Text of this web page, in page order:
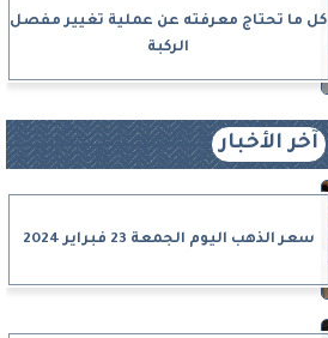
كل ما تحتاج معرفته عن عملية تغيير مفصل
الركبة
آخر الأخبار
سعر الذهب اليوم الجمعة 23 فبراير 2024